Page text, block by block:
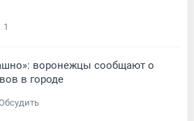
1
воронежцы сообщают о
в городе